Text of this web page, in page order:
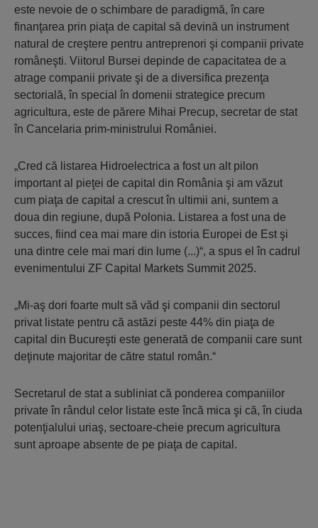
este nevoie de o schimbare de paradigmă, în care
finanţarea prin piaţa de capital să devină un instrument
natural de creştere pentru antreprenori şi companii private
româneşti. Viitorul Bursei depinde de capacitatea de a
atrage companii private şi de a diversifica prezenţa
sectorială, în special în domenii strategice precum
agricultura, este de părere Mihai Precup, secretar de stat
în Cancelaria prim-ministrului României.
„Cred că listarea Hidroelectrica a fost un alt pilon
important al pieţei de capital din România şi am văzut
cum piaţa de capital a crescut în ultimii ani, suntem a
doua din regiune, după Polonia. Listarea a fost una de
succes, fiind cea mai mare din istoria Europei de Est şi
una dintre cele mai mari din lume (...)“, a spus el în cadrul
evenimentului ZF Capital Markets Summit 2025.
„Mi-aş dori foarte mult să văd şi companii din sectorul
privat listate pentru că astăzi peste 44% din piaţa de
capital din Bucureşti este generată de companii care sunt
deţinute majoritar de către statul român.“
Secretarul de stat a subliniat că ponderea companiilor
private în rândul celor listate este încă mica şi că, în ciuda
potenţialului uriaş, sectoare-cheie precum agricultura
sunt aproape absente de pe piaţa de capital.